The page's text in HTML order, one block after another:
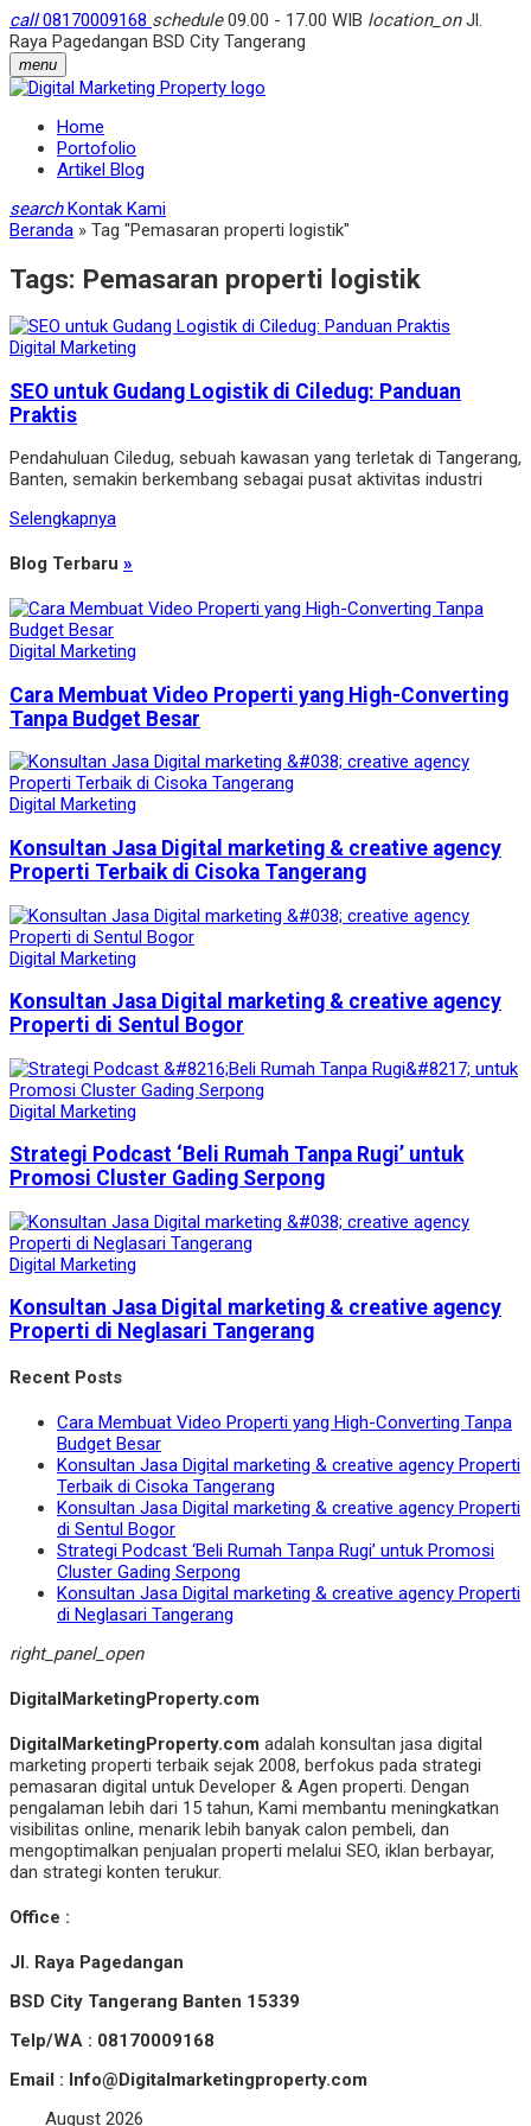
call08170009168 schedule09.00 - 17.00 WIB location_onJl.
Raya Pagedangan BSD City Tangerang
menu
Home
Portofolio
Artikel Blog
search Kontak Kami
Beranda » Tag "Pemasaran properti logistik"
Tags: Pemasaran properti logistik
Digital Marketing
SEO untuk Gudang Logistik di Ciledug: Panduan
Praktis
Pendahuluan Ciledug, sebuah kawasan yang terletak di Tangerang,
Banten, semakin berkembang sebagai pusat aktivitas industri
Selengkapnya
Blog Terbaru »
Digital Marketing
Cara Membuat Video Properti yang High-Converting
Tanpa Budget Besar
Digital Marketing
Konsultan Jasa Digital marketing & creative agency
Properti Terbaik di Cisoka Tangerang
Digital Marketing
Konsultan Jasa Digital marketing & creative agency
Properti di Sentul Bogor
Digital Marketing
Strategi Podcast ‘Beli Rumah Tanpa Rugi’ untuk
Promosi Cluster Gading Serpong
Digital Marketing
Konsultan Jasa Digital marketing & creative agency
Properti di Neglasari Tangerang
Recent Posts
Cara Membuat Video Properti yang High-Converting Tanpa
Budget Besar
Konsultan Jasa Digital marketing & creative agency Properti
Terbaik di Cisoka Tangerang
Konsultan Jasa Digital marketing & creative agency Properti
di Sentul Bogor
Strategi Podcast ‘Beli Rumah Tanpa Rugi’ untuk Promosi
Cluster Gading Serpong
Konsultan Jasa Digital marketing & creative agency Properti
di Neglasari Tangerang
right_panel_open
DigitalMarketingProperty.com
DigitalMarketingProperty.com adalah konsultan jasa digital
marketing properti terbaik sejak 2008, berfokus pada strategi
pemasaran digital untuk Developer & Agen properti. Dengan
pengalaman lebih dari 15 tahun, Kami membantu meningkatkan
visibilitas online, menarik lebih banyak calon pembeli, dan
mengoptimalkan penjualan properti melalui SEO, iklan berbayar,
dan strategi konten terukur.
Office :
Jl. Raya Pagedangan
BSD City Tangerang Banten 15339
Telp/WA : 08170009168
Email : Info@Digitalmarketingproperty.com
August 2026